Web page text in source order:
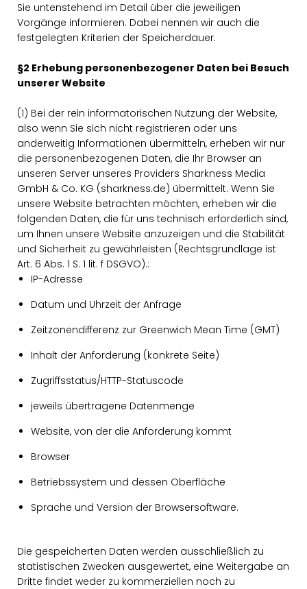
Sie untenstehend im Detail über die jeweiligen
Vorgänge informieren. Dabei nennen wir auch die
festgelegten Kriterien der Speicherdauer.
§2 Erhebung personenbezogener Daten bei Besuch
unserer Website
(1) Bei der rein informatorischen Nutzung der Website,
also wenn Sie sich nicht registrieren oder uns
anderweitig Informationen übermitteln, erheben wir nur
die personenbezogenen Daten, die Ihr Browser an
unseren Server unseres Providers Sharkness Media
GmbH & Co. KG (sharkness.de) übermittelt. Wenn Sie
unsere Website betrachten möchten, erheben wir die
folgenden Daten, die für uns technisch erforderlich sind,
um Ihnen unsere Website anzuzeigen und die Stabilität
und Sicherheit zu gewährleisten (Rechtsgrundlage ist
Art. 6 Abs. 1 S. 1 lit. f DSGVO).:
IP-Adresse
Datum und Uhrzeit der Anfrage
Zeitzonendifferenz zur Greenwich Mean Time (GMT)
Inhalt der Anforderung (konkrete Seite)
Zugriffsstatus/HTTP-Statuscode
jeweils übertragene Datenmenge
Website, von der die Anforderung kommt
Browser
Betriebssystem und dessen Oberfläche
Sprache und Version der Browsersoftware.
Die gespeicherten Daten werden ausschließlich zu
statistischen Zwecken ausgewertet, eine Weitergabe an
Dritte findet weder zu kommerziellen noch zu